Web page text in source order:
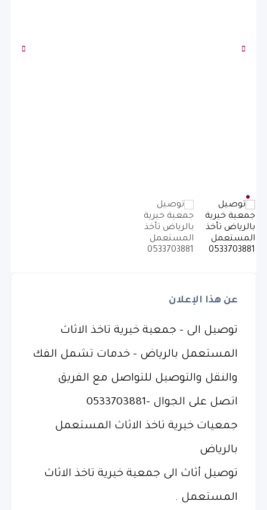
عن هذا الإعلان
‏توصيل الى - جمعية خيرية تاخذ الاثاث
المستعمل بالرياض - خدمات تشمل الفك
والنقل والتوصيل للتواصل مع الفريق
اتصل على الجوال -0533703881
‏جمعيات خيرية تاخذ الاثاث المستعمل
بالرياض
‏توصيل أثاث الى جمعية خيرية تاخذ الاثاث
المستعمل .